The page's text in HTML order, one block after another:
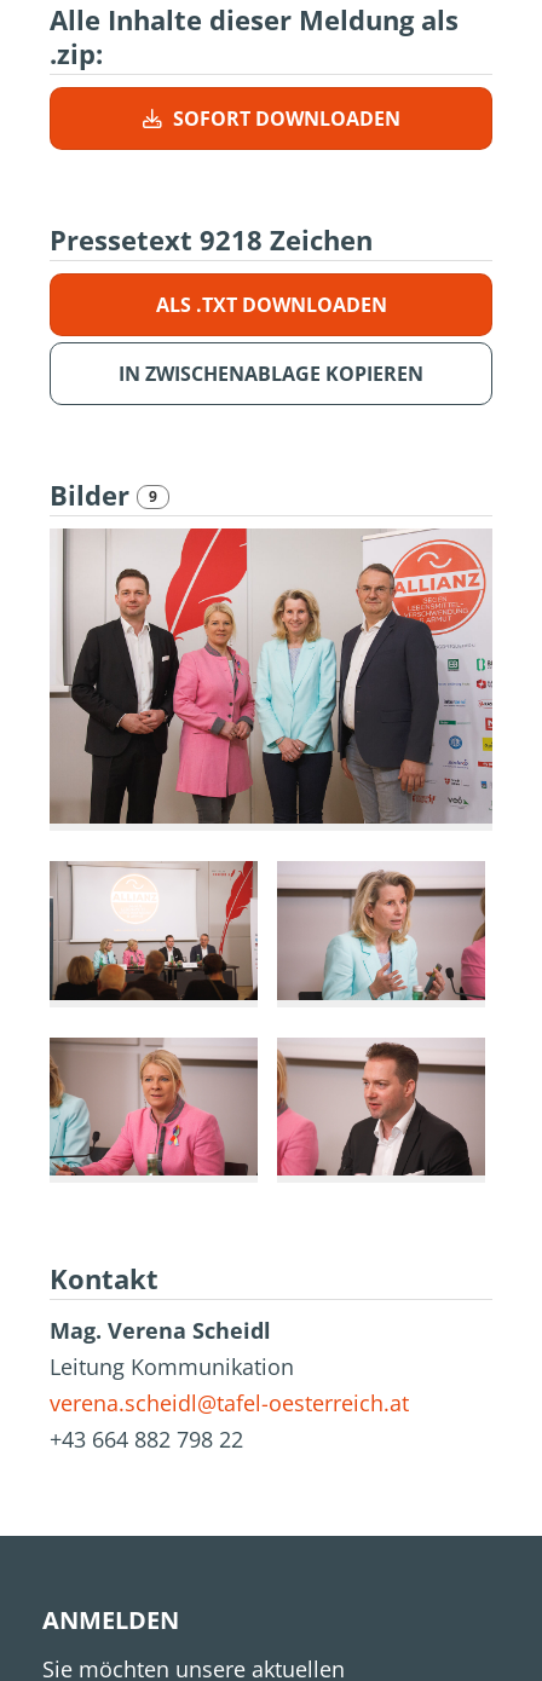
Alle Inhalte dieser Meldung als
.zip:
SOFORT DOWNLOADEN
Pressetext 9218 Zeichen
ALS .TXT DOWNLOADEN
IN ZWISCHENABLAGE KOPIEREN
Bilder 9
Kontakt
Mag. Verena Scheidl
Leitung Kommunikation
verena.scheidl@tafel-oesterreich.at
+43 664 882 798 22
ANMELDEN
Sie möchten unsere aktuellen